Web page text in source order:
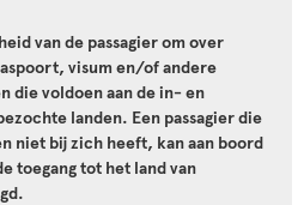
van de passagier om over
visum en/of andere
die voldoen aan de in- en
landen. Een passagier die
niet bij zich heeft, kan aan boord
toegang tot het land van